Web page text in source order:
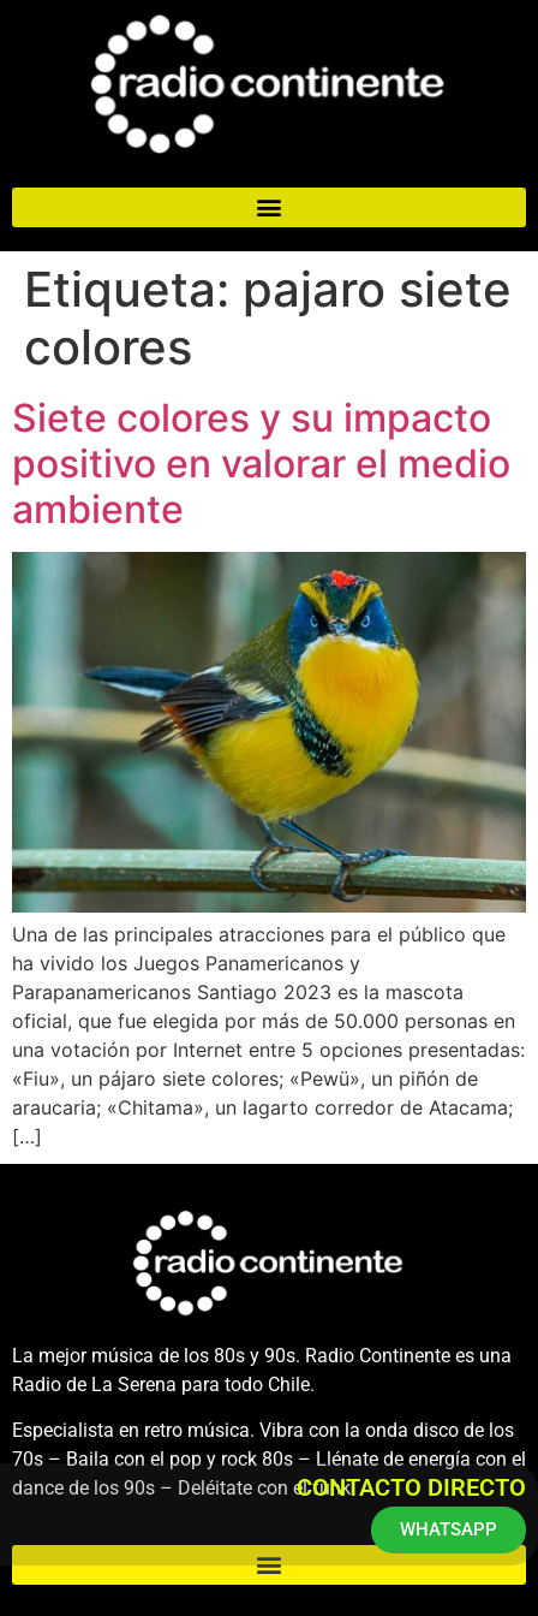
Etiqueta: pajaro siete
colores
Siete colores y su impacto
positivo en valorar el medio
ambiente
Una de las principales atracciones para el público que
ha vivido los Juegos Panamericanos y
Parapanamericanos Santiago 2023 es la mascota
oficial, que fue elegida por más de 50.000 personas en
una votación por Internet entre 5 opciones presentadas:
«Fiu», un pájaro siete colores; «Pewü», un piñón de
araucaria; «Chitama», un lagarto corredor de Atacama;
[…]
La mejor música de los 80s y 90s. Radio Continente es una
Radio de La Serena para todo Chile.
Especialista en retro música. Vibra con la onda disco de los
70s – Baila con el pop y rock 80s – Llénate de energía con el
dance de los 90s – Deléitate con el funk.CONTACTO DIRECTO
WHATSAPP